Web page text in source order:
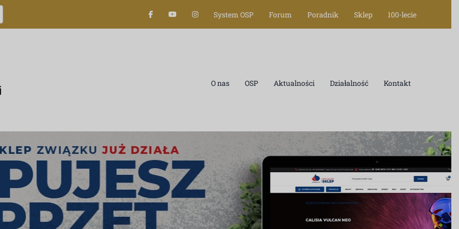
System OSP Forum Poradnik Sklep 100-lecie
O nas OSP Aktualności Działalność Kontakt
FINANSOWA